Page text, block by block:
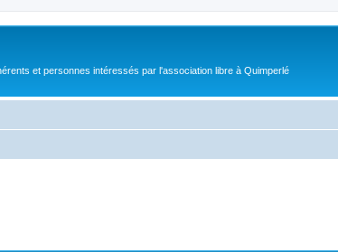
et personnes intéressés par l'association libre à Quimperlé